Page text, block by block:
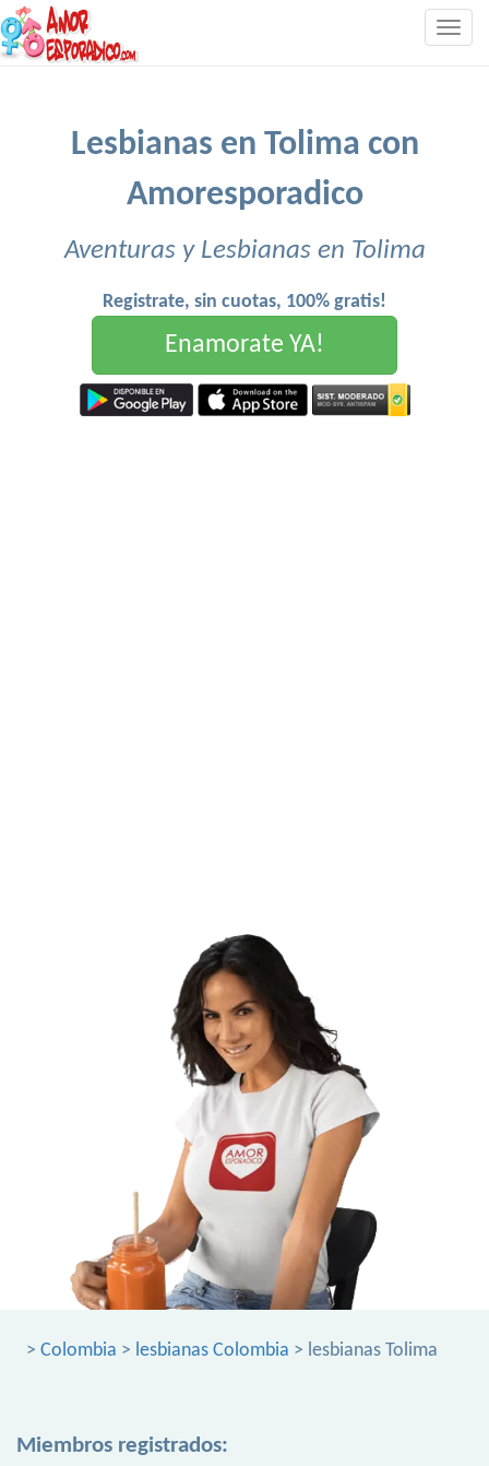
Lesbianas en Tolima con
Amoresporadico
Aventuras y Lesbianas en Tolima
Registrate, sin cuotas, 100% gratis!
Enamorate YA!
> Colombia > lesbianas Colombia > lesbianas Tolima
Miembros registrados: